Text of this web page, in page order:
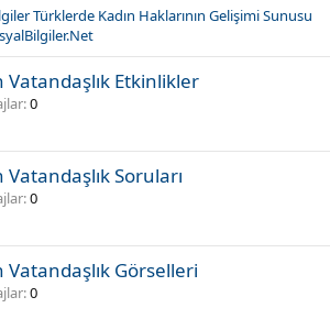
Türklerde Kadın Haklarının Gelişimi Sunusu
Vatandaşlık Etkinlikler
0
Vatandaşlık Soruları
0
Vatandaşlık Görselleri
0